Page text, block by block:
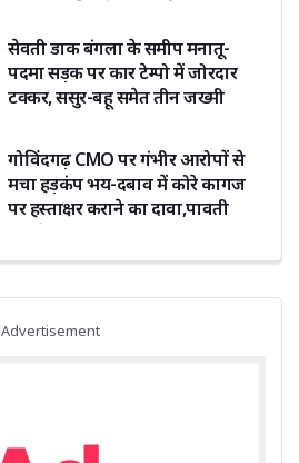
सेवती डाक बंगला के समीप मनातू-
पदमा सड़क पर कार टेम्पो में जोरदार
टक्कर, ससुर-बहू समेत तीन जख्मी
गोविंदगढ़ CMO पर गंभीर आरोपों से
मचा हड़कंप भय-दबाव में कोरे कागज
पर हस्ताक्षर कराने का दावा,पावती
Advertisement